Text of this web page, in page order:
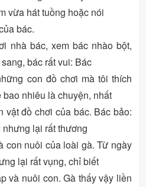
vừa hát tuồng hoặc nói
bác.
nhà bác, xem bác nhào bột,
bác rất vui: Bác
con đồ chơi mà tôi thích
nhiêu là chuyện, nhất
vật đồ chơi của bác. Bác bảo:
nhưng lại rất thương
con nuôi của loài gà. Từ ngày
lại rất vụng, chỉ biết
và nuôi con. Gà thấy vậy liền